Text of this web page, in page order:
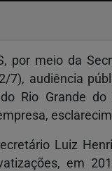
por meio da
7), audiência
Rio Grande
Luiz
em